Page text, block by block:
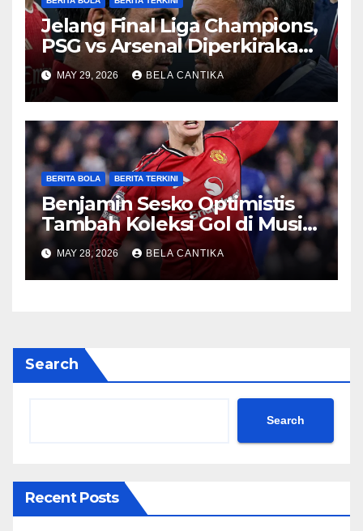
Jelang Final Liga Champions,
PSG vs Arsenal Diperkirakan
Sengit
MAY 29, 2026 BELA CANTIKA
BERITA BOLA BERITA TERKINI
Benjamin Sesko Optimistis
Tambah Koleksi Gol di Musim
2026/27
MAY 28, 2026 BELA CANTIKA
Search
Search
Recent Posts